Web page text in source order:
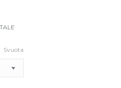
Svuota